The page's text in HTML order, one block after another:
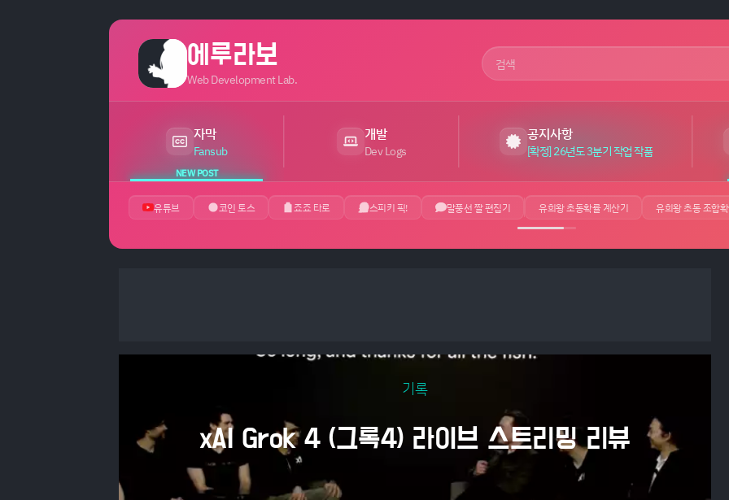
에루라보
Web Development Lab. 사이트 검색어
자막
Fansub
NEW POST
최근 24시간 내 새 게시글 있음
개발
Dev Logs
공지사항
[확정] 26년도 3분기 작업 작품
유튜브 코인 토스 죠죠 타로 스피키 픽! 말풍선 짤 편집기 유희왕 초동확률 계산기 유희왕 초동 조합
기록
xAI Grok 4 (그록4) 라이브 스트리밍 리뷰